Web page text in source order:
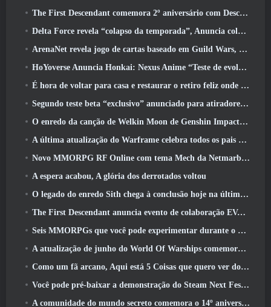
The First Descendant comemora 2º aniversário com Descendant Fest 2026 Fluxo
Delta Force revela “colapso da temporada”, Anuncia colaboração Rainbow Six Siege
ArenaNet revela jogo de cartas baseado em Guild Wars, Enevoado
HoYoverse Anuncia Honkai: Nexus Anime “Teste de evolução”
É hora de voltar para casa e restaurar o retiro feliz onde os ventos se encontram
Segundo teste beta “exclusivo” anunciado para atiradores de sobrevivência em equipe
O enredo da canção de Welkin Moon de Genshin Impact chega ao fim.. Na lua
A última atualização do Warframe celebra todos os pais do espaço
Novo MMORPG RF Online com tema Mech da Netmarble será lançado globalmente
A espera acabou, A glória dos derrotados voltou
O legado do enredo Sith chega à conclusão hoje na última atualização do SWTOR
The First Descendant anuncia evento de colaboração EVANGELION
Seis MMORPGs que você pode experimentar durante o Steam Next Fest
A atualização de junho do World Of Warships comemora o Dia da Independência dos EUA com uma nova campanha narrativa
Como um fã arcano, Aqui está 5 Coisas que quero ver do MMO Riot
Você pode pré-baixar a demonstração do Steam Next Fest de Embers Of The Uncrowned Tomorrow
A comunidade do mundo secreto comemora o 14º aniversário com um mistério que eles devem resolver juntos